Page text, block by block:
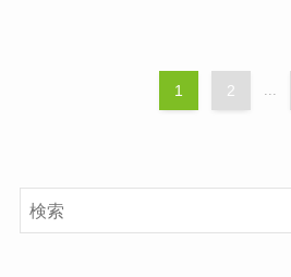
1 2 ...